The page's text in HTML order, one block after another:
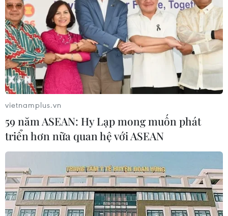
vietnamplus.vn
59 năm ASEAN: Hy Lạp mong muốn phát
triển hơn nữa quan hệ với ASEAN